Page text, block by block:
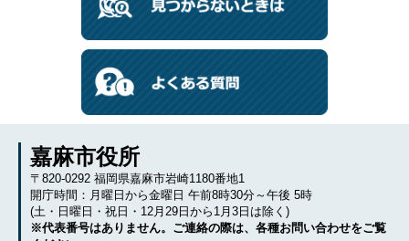
嘉麻市役所
〒820-0292 福岡県嘉麻市岩崎1180番地1
開庁時間：月曜日から金曜日 午前8時30分～午後 5時
(土・日曜日・祝日・12月29日から1月3日は除く)
※代表番号はありません。ご連絡の際は、各種お問い合わせをご覧